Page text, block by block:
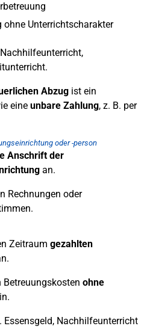
Unterrichtscharakter
Abzug ist ein
eine unbare Zahlung, z. B. per
oder -person
Anschrift der
an.
Rechnungen oder
Zeitraum gezahlten
ohne
Essensgeld, Nachhilfeunterricht